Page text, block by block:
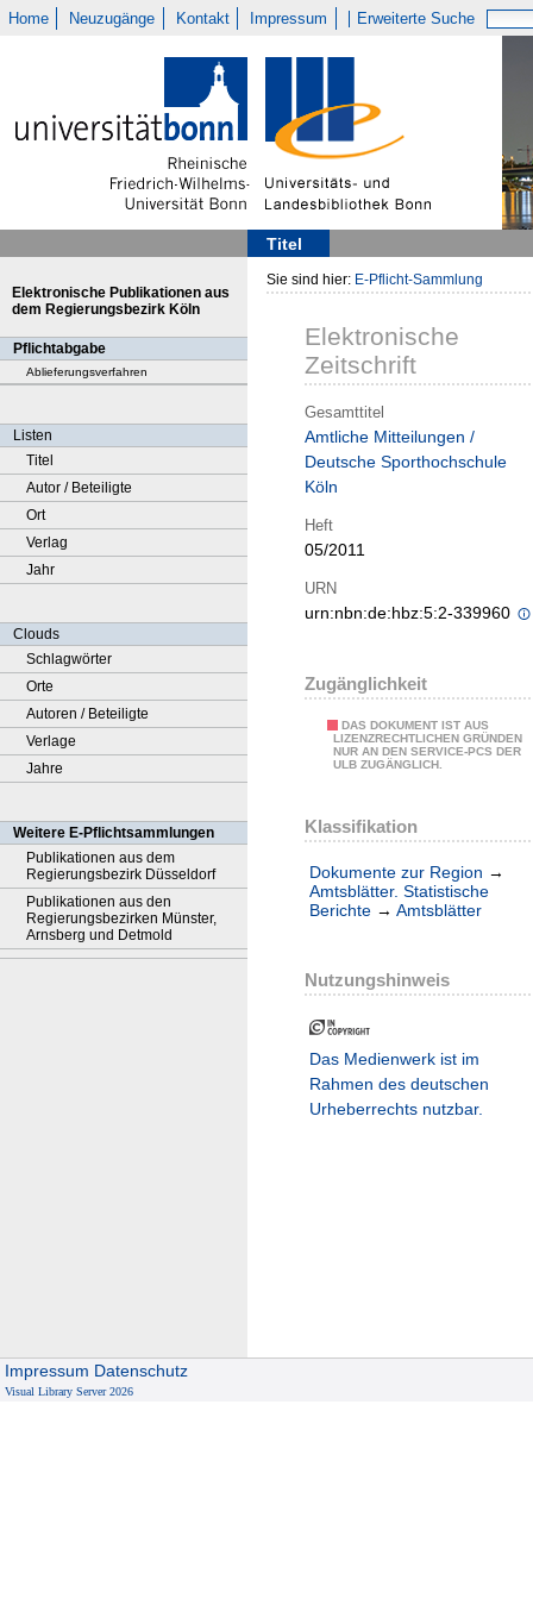
Home Neuzugänge Kontakt Impressum Erweiterte Suche
Titel
Elektronische Publikationen aus
dem Regierungsbezirk Köln
Pflichtabgabe
Ablieferungsverfahren
Listen
Titel
Autor / Beteiligte
Ort
Verlag
Jahr
Clouds
Schlagwörter
Orte
Autoren / Beteiligte
Verlage
Jahre
Weitere E-Pflichtsammlungen
Publikationen aus dem
Regierungsbezirk Düsseldorf
Publikationen aus den
Regierungsbezirken Münster,
Arnsberg und Detmold
Sie sind hier: E-Pflicht-Sammlung
Elektronische
Zeitschrift
Gesamttitel
Amtliche Mitteilungen /
Deutsche Sporthochschule
Köln
Heft
05/2011
URN
urn:nbn:de:hbz:5:2-339960
Zugänglichkeit
DAS DOKUMENT IST AUS
LIZENZRECHTLICHEN GRÜNDEN
NUR AN DEN SERVICE-PCS DER
ULB ZUGÄNGLICH.
Klassifikation
Dokumente zur Region →
Amtsblätter. Statistische
Berichte → Amtsblätter
Nutzungshinweis
Das Medienwerk ist im
Rahmen des deutschen
Urheberrechts nutzbar.
Impressum Datenschutz
Visual Library Server 2026